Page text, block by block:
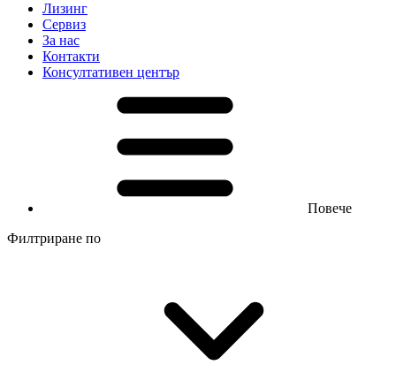
Лизинг
Сервиз
За нас
Контакти
Консултативен център
Повече
Филтриране по